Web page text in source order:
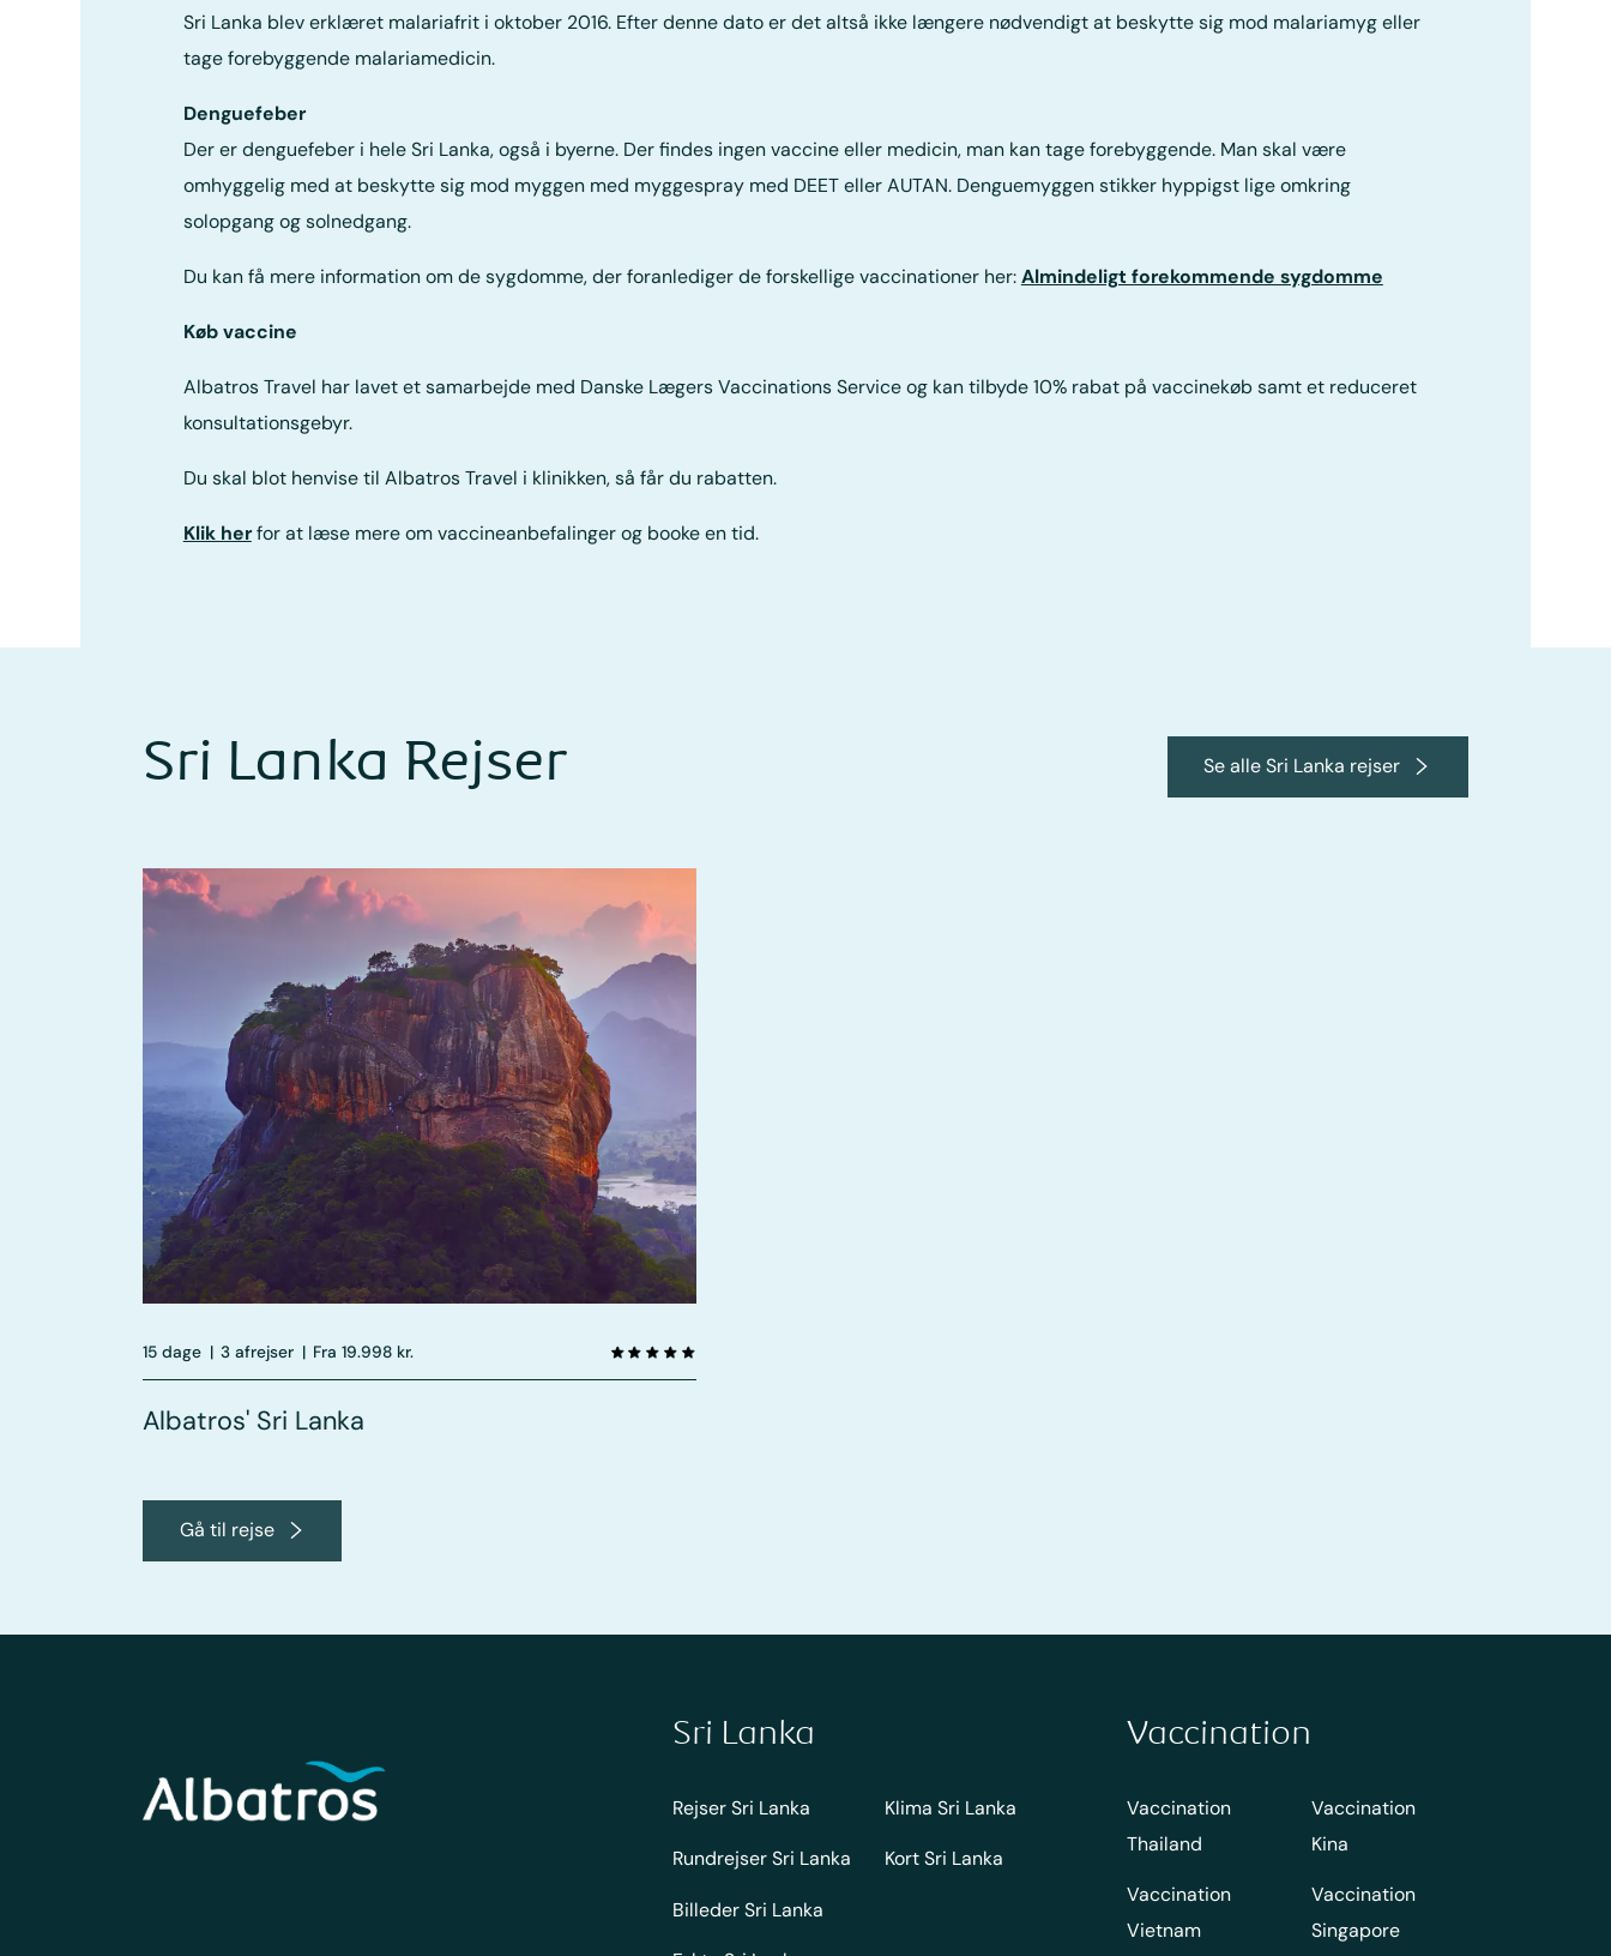
Sri Lanka blev erklæret malariafrit i oktober 2016. Efter denne dato er det altså ikke længere nødvendigt at beskytte sig mod malariamyg eller
tage forebyggende malariamedicin.
Denguefeber
Der er denguefeber i hele Sri Lanka, også i byerne. Der findes ingen vaccine eller medicin, man kan tage forebyggende. Man skal være
omhyggelig med at beskytte sig mod myggen med myggespray med DEET eller AUTAN. Denguemyggen stikker hyppigst lige omkring
solopgang og solnedgang.
Du kan få mere information om de sygdomme, der foranlediger de forskellige vaccinationer her:Almindeligt forekommende sygdomme
Køb vaccine
Albatros Travel har lavet et samarbejde med Danske Lægers Vaccinations Service og kan tilbyde 10% rabat på vaccinekøb samt et reduceret
konsultationsgebyr.
Du skal blot henvise til Albatros Travel i klinikken, så får du rabatten.
Klik herfor at læse mere om vaccineanbefalinger og booke en tid.
Sri Lanka Rejser Se alle Sri Lanka rejser
15 dage | 3 afrejser | Fra 19.998 kr.
Albatros' Sri Lanka
Gå til rejse
Sri Lanka
Rejser Sri Lanka
Rundrejser Sri Lanka
Billeder Sri Lanka
Klima Sri Lanka
Kort Sri Lanka
Vaccination
Vaccination
Thailand
Vaccination
Vietnam
Vaccination
Kina
Vaccination
Singapore